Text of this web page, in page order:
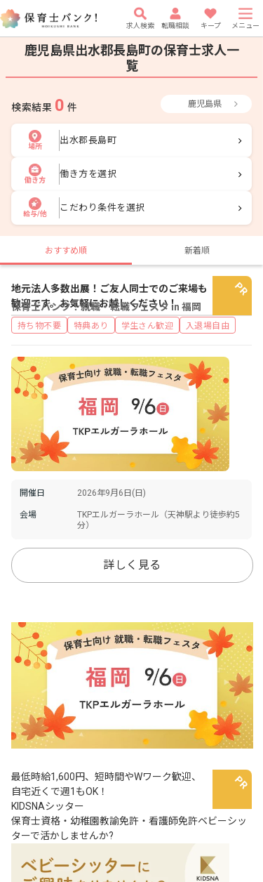
求人検索 転職相談 キープ メニュー
鹿児島県出水郡長島町の保育士求人一
覧
検索結果 0 件 鹿児島県
場所
出水郡長島町
働き方
働き方を選択
給与/他
こだわり条件を選択
おすすめ順 新着順
保育士バンク！就職・転職フェスタ in 福岡
地元法人多数出展！ご友人同士でのご来場も
歓迎です。お気軽にお越しください！
持ち物不要 特典あり 学生さん歓迎 入退場自由
開催日 2026年9月6日(日)
会場
TKPエルガーラホール（天神駅より徒歩約5
分）
詳しく見る
最低時給1,600円、短時間やWワーク歓迎、
自宅近くで週1もOK！
KIDSNAシッター
保育士資格・幼稚園教諭免許・看護師免許ベビーシッ
ターで活かしませんか?